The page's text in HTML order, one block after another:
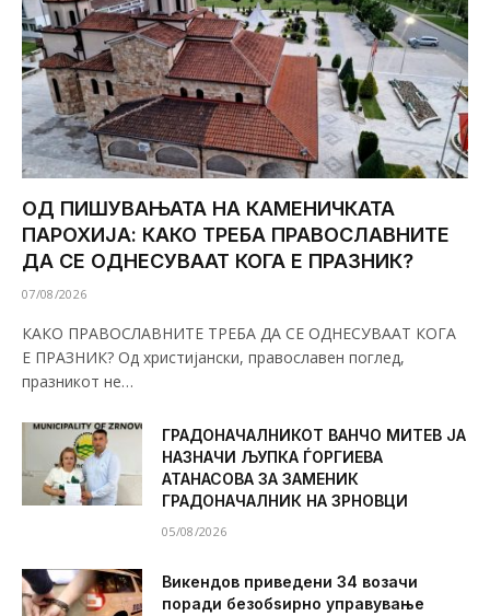
ОД ПИШУВАЊАТА НА КАМЕНИЧКАТА
ПАРОХИЈА: КАКО ТРЕБА ПРАВОСЛАВНИТЕ
ДА СЕ ОДНЕСУВААТ КОГА Е ПРАЗНИК?
07/08/2026
КАКО ПРАВОСЛАВНИТЕ ТРЕБА ДА СЕ ОДНЕСУВААТ КОГА
Е ПРАЗНИК? Од христијански, православен поглед,
празникот не…
ГРАДОНАЧАЛНИКОТ ВАНЧО МИТЕВ ЈА
НАЗНАЧИ ЉУПКА ЃОРГИЕВА
АТАНАСОВА ЗА ЗАМЕНИК
ГРАДОНАЧАЛНИК НА ЗРНОВЦИ
05/08/2026
Викендов приведени 34 возачи
поради безобѕирно управување